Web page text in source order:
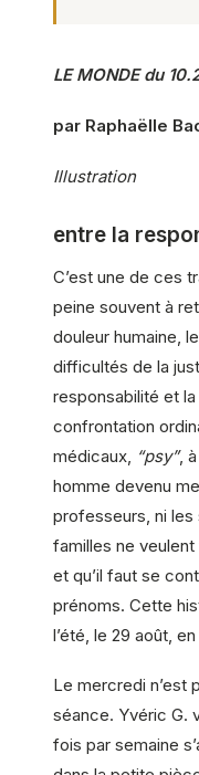
LE MONDE du
par Raphaëlle
Illustration
entre la
C’est une de ces
peine souvent à
douleur humaine,
difficultés de la
responsabilité et
confrontation
médicaux, “psy”,
homme devenu
professeurs, ni les
familles ne
et qu’il faut se
prénoms. Cette
l’été, le 29 août,
Le mercredi n’est
séance. Yvéric G.
fois par semaine